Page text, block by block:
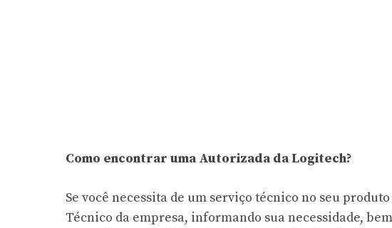
Como encontrar uma Autorizada da Logitech?
Se você necessita de um serviço técnico no seu
Técnico da empresa, informando sua necessidade,